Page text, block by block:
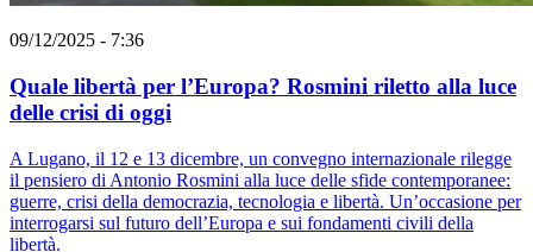
09/12/2025 - 7:36
Quale libertà per l’Europa? Rosmini riletto alla luce
delle crisi di oggi
A Lugano, il 12 e 13 dicembre, un convegno internazionale rilegge
il pensiero di Antonio Rosmini alla luce delle sfide contemporanee:
guerre, crisi della democrazia, tecnologia e libertà. Un’occasione per
interrogarsi sul futuro dell’Europa e sui fondamenti civili della
libertà.